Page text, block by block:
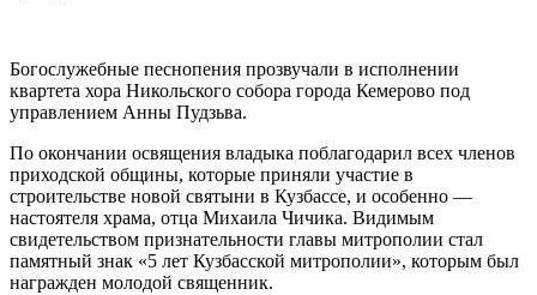
Богослужебные песнопения прозвучали в исполнении
квартета хора Никольского собора города Кемерово под
управлением Анны Пудзьва.
По окончании освящения владыка поблагодарил всех членов
приходской общины, которые приняли участие в
строительстве новой святыни в Кузбассе, и особенно —
настоятеля храма, отца Михаила Чичика. Видимым
свидетельством признательности главы митрополии стал
памятный знак «5 лет Кузбасской митрополии», которым был
награжден молодой священник.